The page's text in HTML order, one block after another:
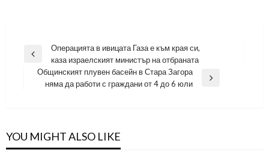
Навигация
Previous
Post
Операцията в ивицата Газа е към края си,
каза израелският министър на отбраната
Next
Общинският плувен басейн в Стара Загора
няма да работи с граждани от 4 до 6 юли
YOU MIGHT ALSO LIKE